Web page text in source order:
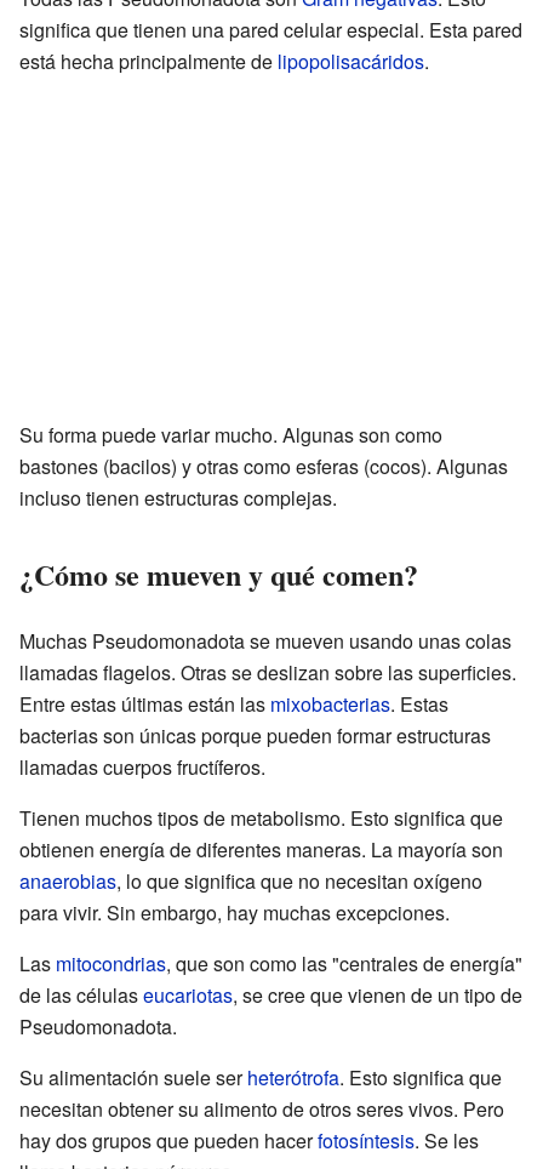
significa que tienen una pared celular especial. Esta pared
está hecha principalmente de lipopolisacáridos.
Su forma puede variar mucho. Algunas son como
bastones (bacilos) y otras como esferas (cocos). Algunas
incluso tienen estructuras complejas.
¿Cómo se mueven y qué comen?
Muchas Pseudomonadota se mueven usando unas colas
llamadas flagelos. Otras se deslizan sobre las superficies.
Entre estas últimas están las mixobacterias. Estas
bacterias son únicas porque pueden formar estructuras
llamadas cuerpos fructíferos.
Tienen muchos tipos de metabolismo. Esto significa que
obtienen energía de diferentes maneras. La mayoría son
anaerobias, lo que significa que no necesitan oxígeno
para vivir. Sin embargo, hay muchas excepciones.
Las mitocondrias, que son como las "centrales de energía"
de las célulaseucariotas, se cree que vienen de un tipo de
Pseudomonadota.
Su alimentación suele serheterótrofa. Esto significa que
necesitan obtener su alimento de otros seres vivos. Pero
hay dos grupos que pueden hacerfotosíntesis. Se les